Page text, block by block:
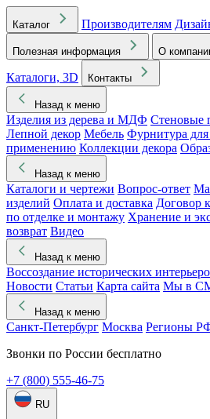
Каталог Производителям
Полезная информация О
Каталоги, 3D
Контакты
Назад к меню
Изделия из дерева и МДФ Стеновые
Лепной декор Мебель Фурнитура
применению Коллекции декора
Назад к меню
Каталоги и чертежи Вопрос-ответ
изделий Оплата и доставка Договор
по отделке и монтажу Хранение и
возврат Видео
Назад к меню
Воссоздание исторических
Новости Статьи Карта сайта Мы в
Назад к меню
Санкт-Петербург Москва Регионы
Звонки по России бесплатно
+7 (800) 555-46-75
RU